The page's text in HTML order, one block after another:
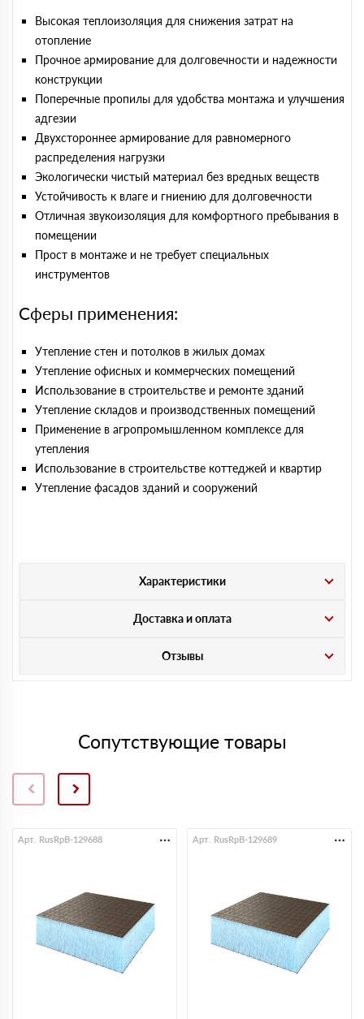
Высокая теплоизоляция для снижения затрат на
отопление
Прочное армирование для долговечности и надежности
конструкции
Поперечные пропилы для удобства монтажа и улучшения
адгезии
Двухстороннее армирование для равномерного
распределения нагрузки
Экологически чистый материал без вредных веществ
Устойчивость к влаге и гниению для долговечности
Отличная звукоизоляция для комфортного пребывания в
помещении
Прост в монтаже и не требует специальных
инструментов
Сферы применения:
Утепление стен и потолков в жилых домах
Утепление офисных и коммерческих помещений
Использование в строительстве и ремонте зданий
Утепление складов и производственных помещений
Применение в агропромышленном комплексе для
утепления
Использование в строительстве коттеджей и квартир
Утепление фасадов зданий и сооружений
Характеристики
Доставка и оплата
Отзывы
Сопутствующие товары
Арт. RusRpB-129688 Арт. RusRpB-129689